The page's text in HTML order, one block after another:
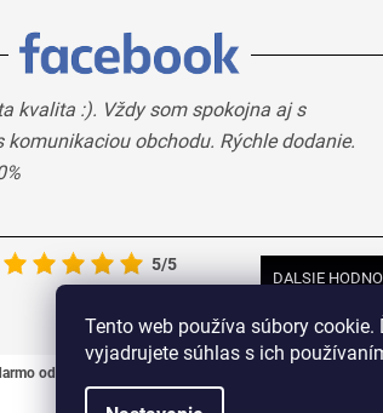
Tento web používa súbory
vyjadrujete súhlas s ich
kvalita :). Vždy som spokojna aj s
komunikaciou obchodu. Rýchle dodanie.
5/5
DALSIE
od 33 €